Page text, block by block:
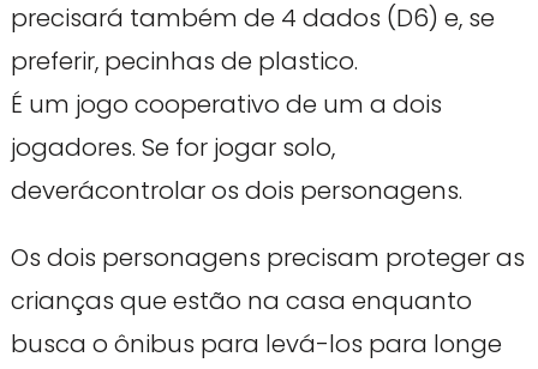
precisará também de 4 dados (D6) e, se
preferir, pecinhas de plastico.
É um jogo cooperativo de um a dois
jogadores. Se for jogar solo,
deverácontrolar os dois personagens.
Os dois personagens precisam proteger as
crianças que estão na casa enquanto
busca o ônibus para levá-los para longe